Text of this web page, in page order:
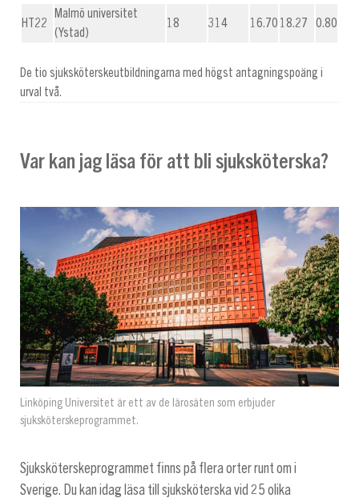
HT22
Malmö universitet
(Ystad)
18 314 16.70 18.27 0.80
De tio sjuksköterskeutbildningarna med högst antagningspoäng i
urval två.
Var kan jag läsa för att bli sjuksköterska?
Linköping Universitet är ett av de lärosäten som erbjuder
sjuksköterskeprogrammet.
Sjuksköterskeprogrammet finns på flera orter runt om i
Sverige. Du kan idag läsa till sjuksköterska vid 25 olika